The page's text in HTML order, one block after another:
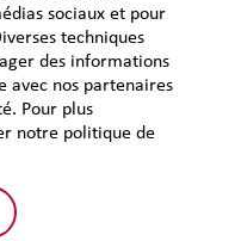
sociaux et pour
techniques
des informations
avec nos partenaires
Pour plus
notre politique de